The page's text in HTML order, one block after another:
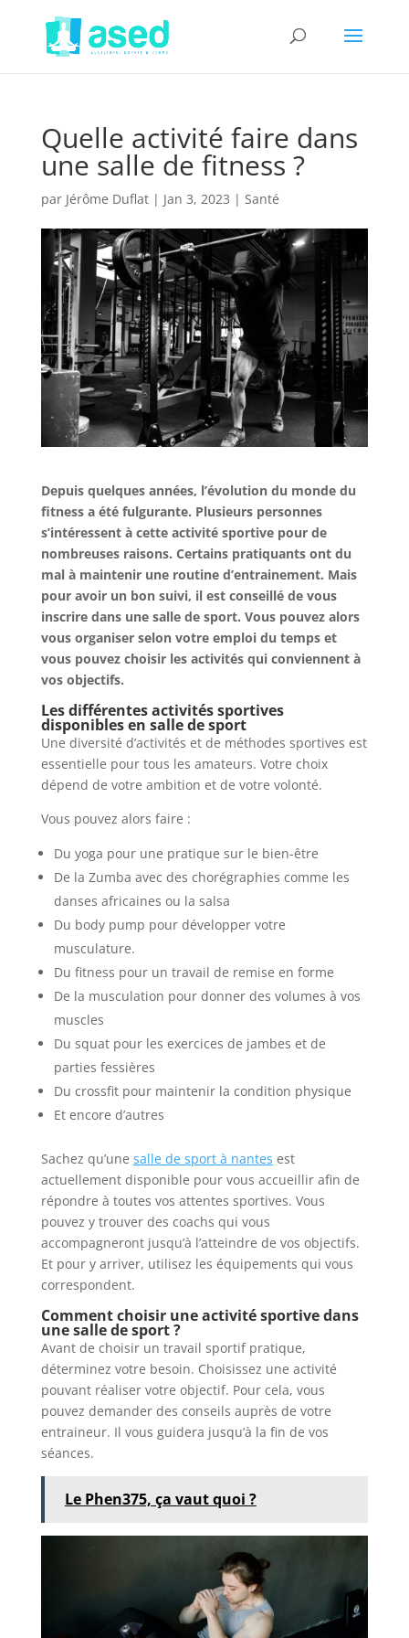
Quelle activité faire dans
une salle de fitness ?
par Jérôme Duflat| Jan 3, 2023 | Santé
Depuis quelques années, l’évolution du monde du
fitness a été fulgurante. Plusieurs personnes
s’intéressent à cette activité sportive pour de
nombreuses raisons. Certains pratiquants ont du
mal à maintenir une routine d’entrainement. Mais
pour avoir un bon suivi, il est conseillé de vous
inscrire dans une salle de sport. Vous pouvez alors
vous organiser selon votre emploi du temps et
vous pouvez choisir les activités qui conviennent à
vos objectifs.
Les différentes activités sportives
disponibles en salle de sport
Une diversité d’activités et de méthodes sportives est
essentielle pour tous les amateurs. Votre choix
dépend de votre ambition et de votre volonté.
Vous pouvez alors faire :
Du yoga pour une pratique sur le bien-être
De la Zumba avec des chorégraphies comme les
danses africaines ou la salsa
Du body pump pour développer votre
musculature.
Du fitness pour un travail de remise en forme
De la musculation pour donner des volumes à vos
muscles
Du squat pour les exercices de jambes et de
parties fessières
Du crossfit pour maintenir la condition physique
Et encore d’autres
Sachez qu’une salle de sport à nantes est
actuellement disponible pour vous accueillir afin de
répondre à toutes vos attentes sportives. Vous
pouvez y trouver des coachs qui vous
accompagneront jusqu’à l’atteindre de vos objectifs.
Et pour y arriver, utilisez les équipements qui vous
correspondent.
Comment choisir une activité sportive dans
une salle de sport ?
Avant de choisir un travail sportif pratique,
déterminez votre besoin. Choisissez une activité
pouvant réaliser votre objectif. Pour cela, vous
pouvez demander des conseils auprès de votre
entraineur. Il vous guidera jusqu’à la fin de vos
séances.
Le Phen375, ça vaut quoi ?